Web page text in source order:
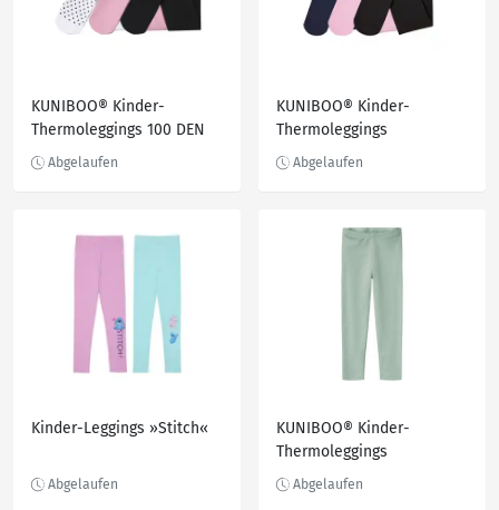
KUNIBOO® Kinder-
Thermoleggings 100 DEN
KUNIBOO® Kinder-
Thermoleggings
Kinder-Leggings »Stitch«
KUNIBOO® Kinder-
Thermoleggings